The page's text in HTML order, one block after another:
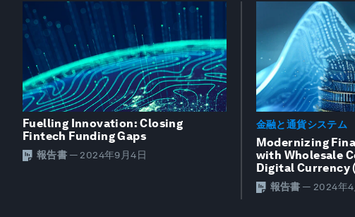
Fuelling Innovation: Closing
Fintech Funding Gaps
報告書 — 2024年9月4日
金融と通貨システム
Modernizing
with Wholesale
Digital Currency
報告書 — 2024年4